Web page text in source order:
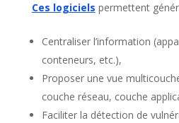
Ces logiciels permettent
Centraliser l’information
conteneurs, etc.),
Proposer une vue
couche réseau, couche
Faciliter la détection de